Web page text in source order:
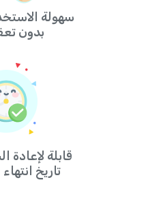
سهولة
بدون
قابلة لإعادة
تاريخ